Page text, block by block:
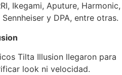
Ikegami, Aputure, Harmonic,
y DPA, entre otras.
Tilta Illusion llegaron para
look ni velocidad.